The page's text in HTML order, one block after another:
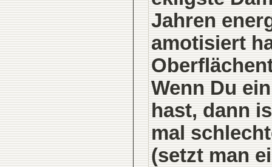
Jahren
amotisiert
Wenn Du
hast, dann
mal
(setzt man